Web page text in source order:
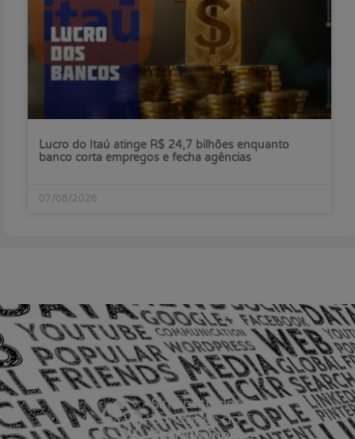
Lucro do Itaú atinge R$ 24,7 bilhões enquanto
banco corta empregos e fecha agências
07/08/2026